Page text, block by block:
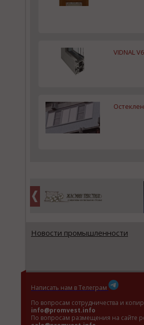
VIDNAL
Новости промышленности
Написать нам в Телеграм
По вопросам сотрудничества и
info@promvest.info
По вопросам размещения на сайте